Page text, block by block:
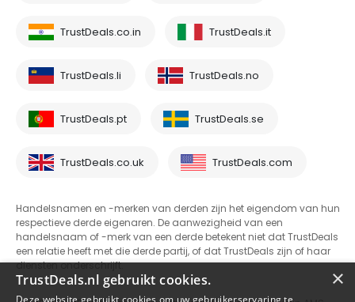
TrustDeals.co.in TrustDeals.it
TrustDeals.li TrustDeals.no
TrustDeals.pt TrustDeals.se
TrustDeals.co.uk TrustDeals.com
Handelsnamen en -merken van derden zijn het eigendom van hun
respectieve derde eigenaren. De aanwezigheid van een
handelsnaam of -merk van een derde betekent niet dat TrustDeals
een relatie heeft met die derde partij, of dat TrustDeals zijn of haar
diensten onderschrijft.
×
TrustDeals.nl gebruikt cookies.
Deze website gebruikt cookies om uw gebruikerservaring te